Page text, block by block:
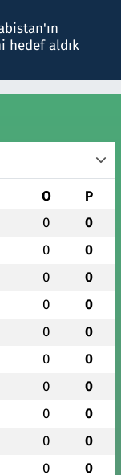
hedef aldık
O P
0 0
0 0
0 0
0 0
0 0
0 0
0 0
0 0
0 0
0 0